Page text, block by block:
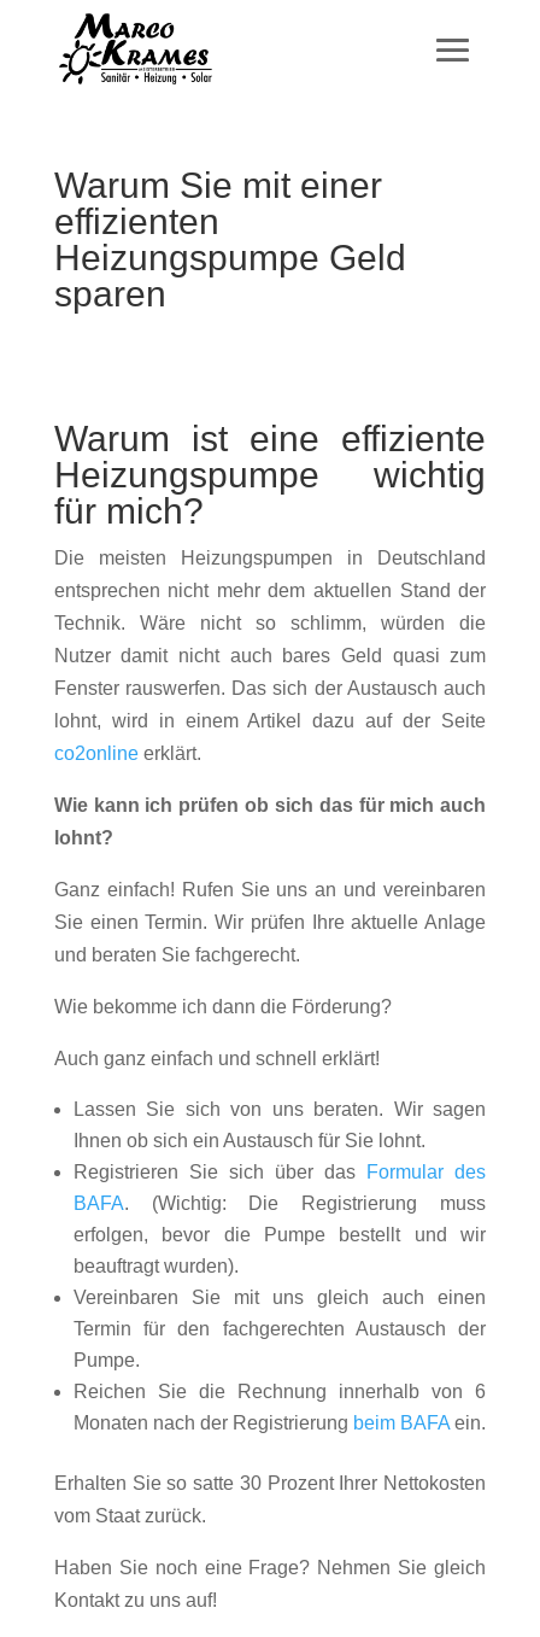
Warum Sie mit einer
effizienten
Heizungspumpe Geld
sparen
Warum ist eine effiziente
Heizungspumpe wichtig
für mich?
Die meisten Heizungspumpen in Deutschland
entsprechen nicht mehr dem aktuellen Stand der
Technik. Wäre nicht so schlimm, würden die
Nutzer damit nicht auch bares Geld quasi zum
Fenster rauswerfen. Das sich der Austausch auch
lohnt, wird in einem Artikel dazu auf der Seite
co2onlineerklärt.
Wie kann ich prüfen ob sich das für mich auch
lohnt?
Ganz einfach! Rufen Sie uns an und vereinbaren
Sie einen Termin. Wir prüfen Ihre aktuelle Anlage
und beraten Sie fachgerecht.
Wie bekomme ich dann die Förderung?
Auch ganz einfach und schnell erklärt!
Lassen Sie sich von uns beraten. Wir sagen
Ihnen ob sich ein Austausch für Sie lohnt.
Registrieren Sie sich über das
Formular des
BAFA. (Wichtig: Die Registrierung muss
erfolgen, bevor die Pumpe bestellt und wir
beauftragt wurden).
Vereinbaren Sie mit uns gleich auch einen
Termin für den fachgerechten Austausch der
Pumpe.
Reichen Sie die Rechnung innerhalb von 6
Monaten nach der Registrierung beim BAFAein.
Erhalten Sie so satte 30 Prozent Ihrer Nettokosten
vom Staat zurück.
Haben Sie noch eine Frage? Nehmen Sie gleich
Kontakt zu uns auf!